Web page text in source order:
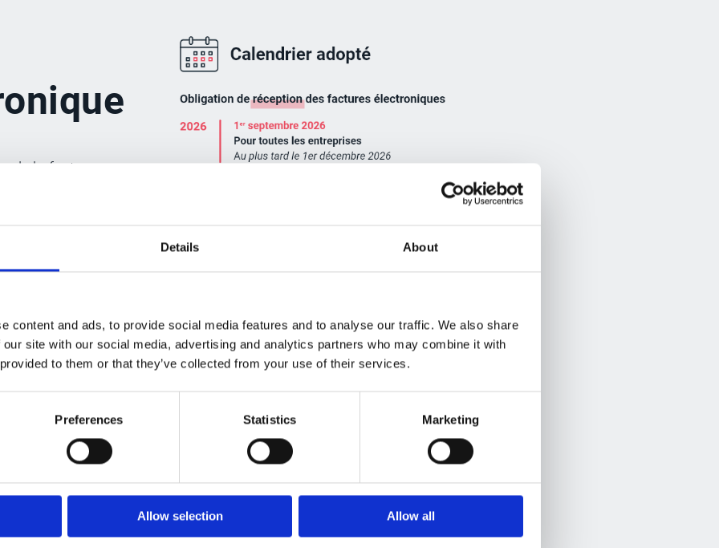
Details About
content and ads, to provide social media features and to analyse our traffic. We also share
site with our social media, advertising and analytics partners who may combine it with
to them or that they’ve collected from your use of their services.
Preferences Statistics Marketing
Allow selection Allow all
de la facture
2023, l’article
le calendrier
pour
et d’e-
et ETI
et d'e-